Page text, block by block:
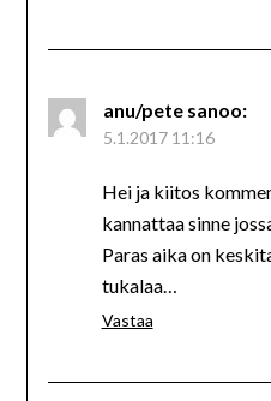
anu/pete sanoo:
5.1.2017 11:16
Hei ja kiitos
kannattaa sinne
Paras aika on
tukalaa…
Vastaa